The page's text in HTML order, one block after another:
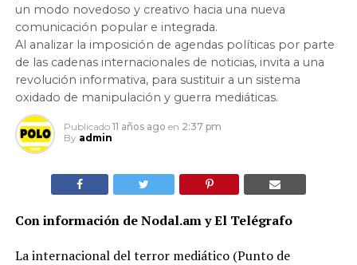
un modo novedoso y creativo hacia una nueva
comunicación popular e integrada.
Al analizar la imposición de agendas políticas por parte
de las cadenas internacionales de noticias, invita a una
revolución informativa, para sustituir a un sistema
oxidado de manipulación y guerra mediáticas.
Publicado 11 años ago en 2:37 pm
By admin
Con información de Nodal.am y El Telégrafo
La internacional del terror mediático (Punto de